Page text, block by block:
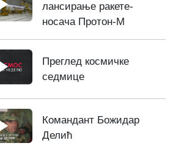
лансирање ракете-
носача Протон-М
Преглед космичке
седмице
Командант Божидар
Делић